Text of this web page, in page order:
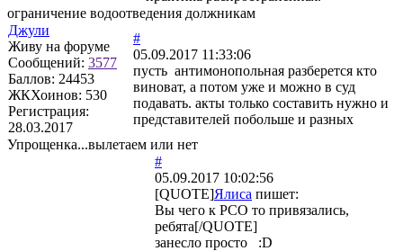
ограничение водоотведения должникам
Джули
Живу на форуме
Сообщений: 3577
Баллов: 24453
ЖКХоинов: 530
Регистрация:
28.03.2017
#
05.09.2017 11:33:06
пусть антимонопольная разберется кто
виноват, а потом уже и можно в суд
подавать. акты только составить нужно и
представителей побольше и разных
Упрощенка...вылетаем или нет
#
05.09.2017 10:02:56
[QUOTE]Ялиса пишет:
Вы чего к РСО то привязались,
ребята[/QUOTE]
занесло просто :D